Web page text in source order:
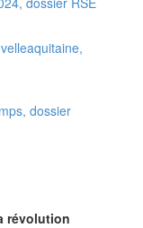
révolution